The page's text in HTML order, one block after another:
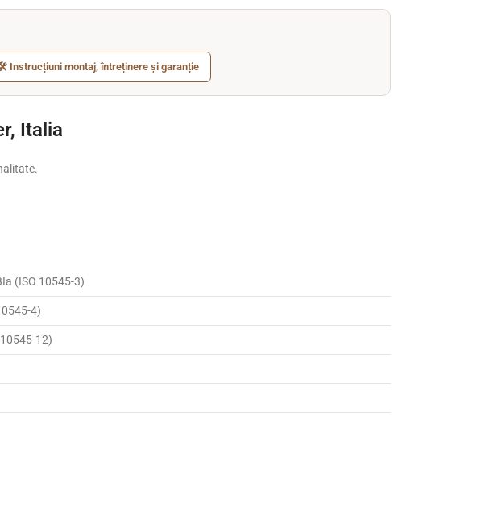
Instrucțiuni montaj, întreținere și garanție
Italia
(ISO 10545-3)
4)
12)